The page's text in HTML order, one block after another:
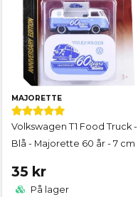
MAJORETTE
Volkswagen T1 Food Truck -
Blå - Majorette 60 år - 7 cm
35 kr
På lager